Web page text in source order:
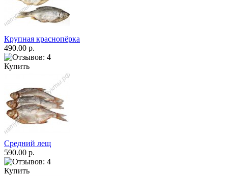
Крупная краснопёрка
490.00 р.
Купить
Средний лещ
590.00 р.
Купить